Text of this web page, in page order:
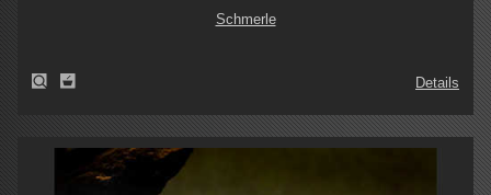
Schmerle
Details